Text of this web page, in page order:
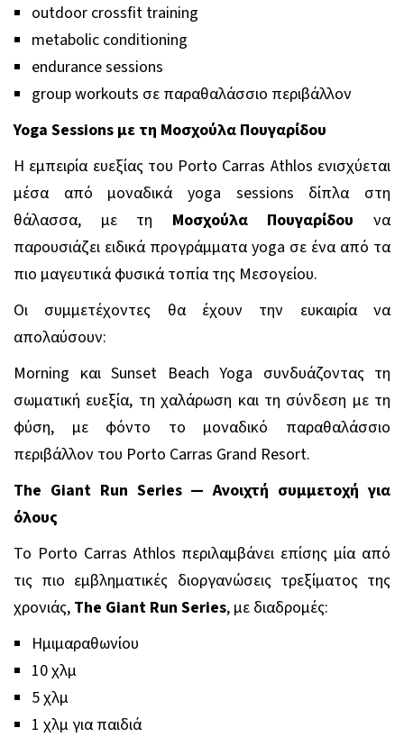
outdoor crossfit training
metabolic conditioning
endurance sessions
group workouts σε παραθαλάσσιο περιβάλλον
Yoga Sessions με τη Μοσχούλα Πουγαρίδου
Η εμπειρία ευεξίας του Porto Carras Athlos ενισχύεται
μέσα από μοναδικά
yoga sessions
δίπλα στη
θάλασσα, με τη Μοσχούλα Πουγαρίδου να
παρουσιάζει ειδικά προγράμματα yoga σε ένα από τα
πιο μαγευτικά φυσικά τοπία της Μεσογείου.
Οι συμμετέχοντες θα έχουν την ευκαιρία να
απολαύσουν:
Morning και Sunset Beach Yoga συνδυάζοντας τη
σωματική ευεξία, τη χαλάρωση και τη σύνδεση με τη
φύση, με φόντο το μοναδικό παραθαλάσσιο
περιβάλλον του Porto Carras Grand Resort.
The Giant Run Series — Ανοιχτή συμμετοχή για
όλους
Το Porto Carras Athlos περιλαμβάνει επίσης μία από
τις πιο εμβληματικές διοργανώσεις τρεξίματος της
χρονιάς, The Giant Run Series, με διαδρομές:
Ημιμαραθωνίου
10 χλμ
5 χλμ
1 χλμ για παιδιά